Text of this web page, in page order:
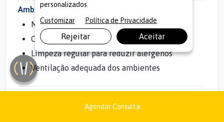
Ambiente Saudável
Manutenção de ar limpo em casa
Controle da umidade (40-60%)
Limpeza regular para reduzir alérgenos
Ventilação adequada dos ambientes
Identificação e evitação de alérgenos
Agendar Consulta
personalizados.
Customizar
Política de Privacidade
Rejeitar Aceitar